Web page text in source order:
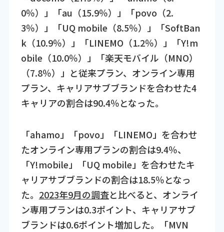
0％）」「au（15.9％）」「povo（2.
3％）」「UQ mobile（8.5％）」「SoftBan
k（10.9％）」「LINEMO（1.2％）」「Y!m
obile（10.0％）」「楽天モバイル（MNO）
（7.8％）」と従来プラン、オンライン専用
プラン、キャリアサブブランドを合わせた4
キャリアの割合は90.4％となった。
「ahamo」「povo」「LINEMO」を合わせ
たオンライン専用プランの割合は9.4％、
「Y!mobile」「UQ mobile」を合わせたキ
ャリアサブブランドの割合は18.5％となっ
た。 2023年9月の調査と比べると、オンライ
ン専用プランは0.3ポイント、キャリアサブ
ブランドは0.6ポイント増加した。「MVN